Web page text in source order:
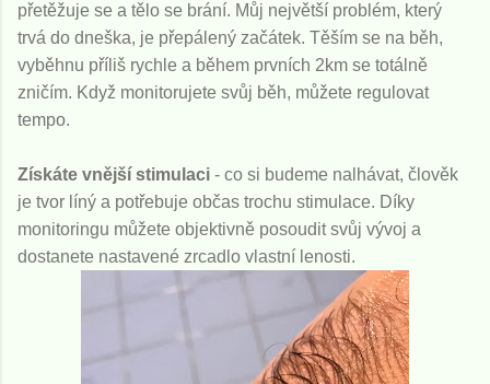
přetěžuje se a tělo se brání. Můj největší problém, který
trvá do dneška, je přepálený začátek. Těším se na běh,
vyběhnu příliš rychle a během prvních 2km se totálně
zničím. Když monitorujete svůj běh, můžete regulovat
tempo.
Získáte vnější stimulaci - co si budeme nalhávat, člověk
je tvor líný a potřebuje občas trochu stimulace. Díky
monitoringu můžete objektivně posoudit svůj vývoj a
dostanete nastavené zrcadlo vlastní lenosti.